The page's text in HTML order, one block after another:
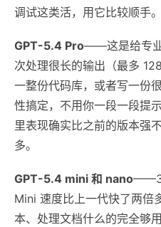
调试这类活，用它比较顺手。
GPT-5.4 Pro——这是给专
次处理很长的输出（最多
一整份代码库，或者写一份
性搞定，不用你一段一段提
里表现确实比之前的版本强
多。
GPT-5.4 mini 和 nano——3
Mini 速度比上一代快了两倍
本、处理文档什么的完全够